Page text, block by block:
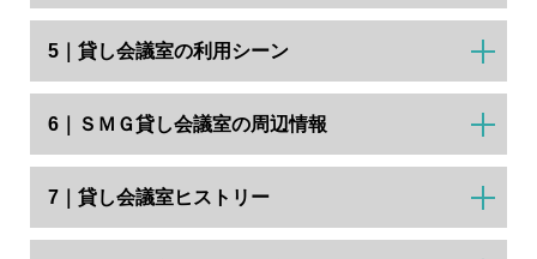
5｜貸し会議室の利用シーン
6｜ＳＭＧ貸し会議室の周辺情報
7｜貸し会議室ヒストリー